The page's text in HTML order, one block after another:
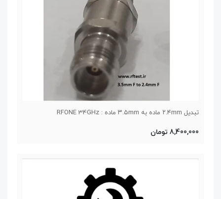
تبدیل ۲.۴mm ماده به ۳.۵mm ماده : RFONE 34GHz
8,400,000 تومان